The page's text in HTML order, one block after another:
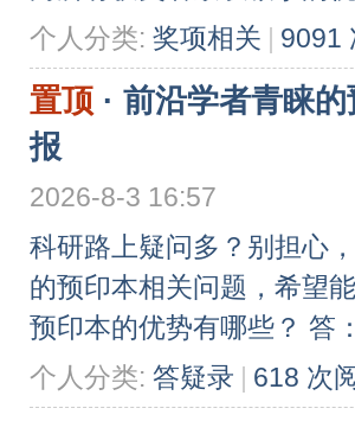
个人分类: 奖项相关 | 9091
置顶 · 前沿学者青睐
报
2026-8-3 16:57
科研路上疑问多？别担心
的预印本相关问题，希望
预印本的优势有哪些？ 答
个人分类: 答疑录 | 618 次